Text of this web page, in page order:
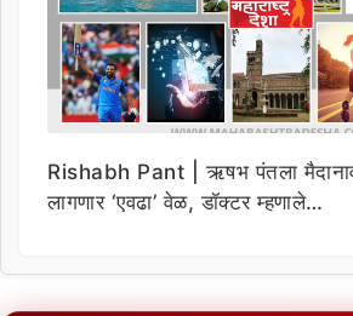
Rishabh Pant | ऋषभ पंतला
लागणार ‘एवढा’ वेळ, डॉक्टर म्हणाले…